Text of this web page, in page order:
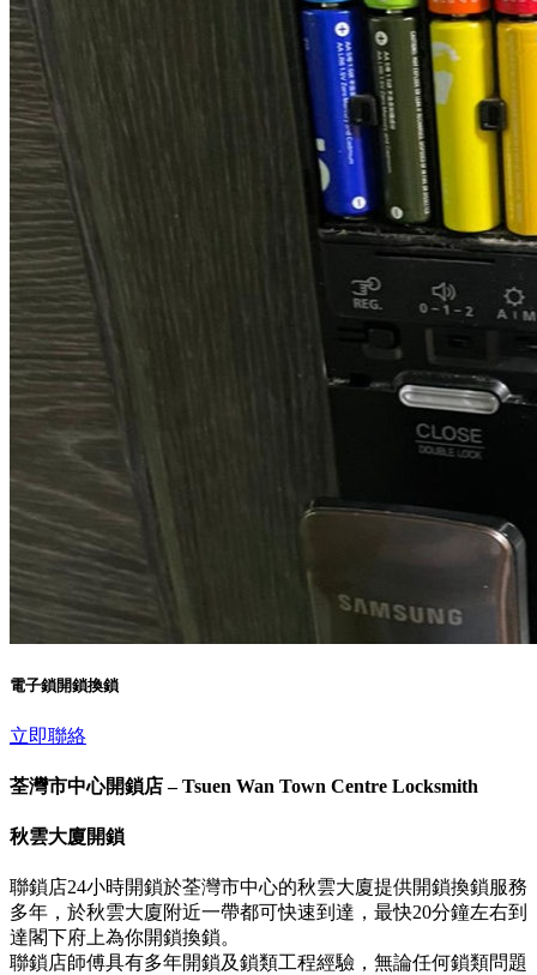
電子鎖開鎖換鎖
立即聯絡
荃灣市中心開鎖店 – Tsuen Wan Town Centre Locksmith
秋雲大廈開鎖
聯鎖店24小時開鎖於荃灣市中心的秋雲大廈提供開鎖換鎖服務
多年，於秋雲大廈附近一帶都可快速到達，最快20分鐘左右到
達閣下府上為你開鎖換鎖。
聯鎖店師傅具有多年開鎖及鎖類工程經驗，無論任何鎖類問題